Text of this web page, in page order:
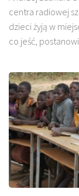
centra radiowej
dzieci żyją w
co jeść,